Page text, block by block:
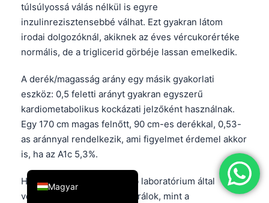
túlsúlyossá válás nélkül is egyre
inzulinrezisztensebbé válhat. Ezt gyakran látom
irodai dolgozóknál, akiknek az éves vércukorértéke
normális, de a triglicerid görbéje lassan emelkedik.
A derék/magasság arány egy másik gyakorlati
eszköz: 0,5 feletti arányt gyakran egyszerű
kardiometabolikus kockázati jelzőként használnak.
Egy 170 cm magas felnőtt, 90 cm-es derékkal, 0,53-
as aránnyal rendelkezik, ami figyelmet érdemel akkor
is, ha az A1c 5,3%.
Ha a cél a fogyás, én inkább laboratórium által
vezérelt célértékeket preferálok, mint a
Magyar
Deutsch
العربية
Français
Español
Português
Ελληνικά